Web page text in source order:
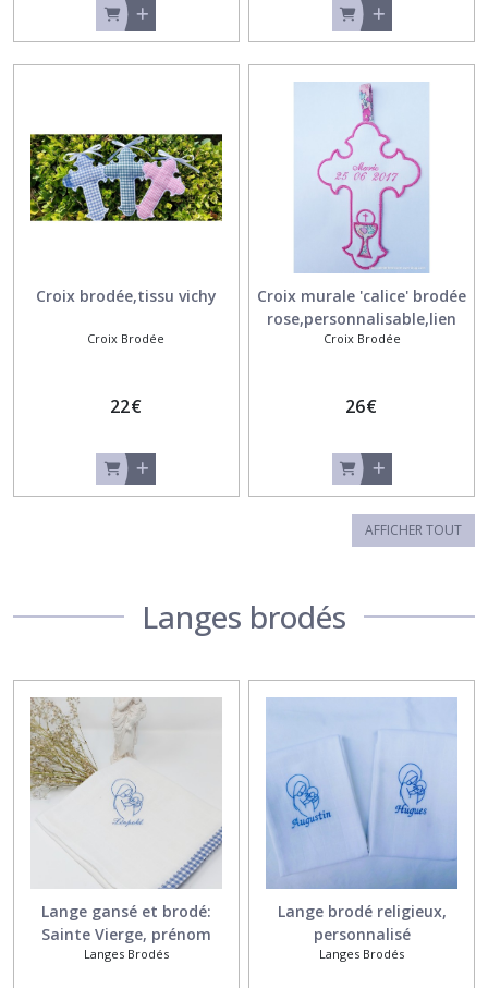
Croix brodée,tissu vichy
Croix Brodée
22€
Croix murale 'calice' brodée
rose,personnalisable,lien
Liberty
Croix Brodée
26€
AFFICHER TOUT
Langes brodés
Lange gansé et brodé:
Sainte Vierge, prénom
Langes Brodés
Lange brodé religieux,
personnalisé
Langes Brodés